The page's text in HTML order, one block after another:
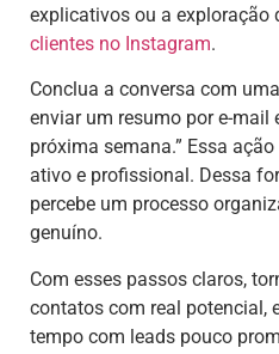
explicativos ou a exploração
clientes no Instagram.
Conclua a conversa com
enviar um resumo por e-mail
próxima semana.” Essa
ativo e profissional. Dessa
percebe um processo
genuíno.
Com esses passos claros,
contatos com real potencial,
tempo com leads pouco